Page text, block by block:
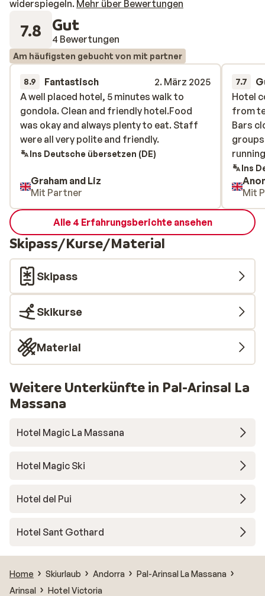
widerspiegeln. Mehr über Bewertungen
7.8 Gut
4 Bewertungen
Am häufigsten gebucht von mit partner
8.9 Fantastisch
2. März 2025
A well placed hotel, 5 minutes walk to
gondola. Clean and friendly hotel.Food
was okay and always plenty to eat. Staff
were all very polite and friendly.
A well placed hotel, 5 minutes walk to
gondola. Clean and friendly hotel.Food
was okay and always plenty to eat. Staff
were all very polite and friendly.
Ins Deutsche übersetzen (DE)
Graham and Liz
Mit Partner
7.7
Hotel
from
Bars
Hotel
from
Bars
Ins
Mit
Alle 4 Erfahrungsberichte ansehen
Skipass/Kurse/Material
Skipass
Skikurse
Material
Weitere Unterkünfte in Pal-Arinsal La
Massana
Hotel Magic La Massana
Hotel Magic Ski
Hotel del Pui
Hotel Sant Gothard
Home Skiurlaub Andorra
Pal-Arinsal La Massana
Arinsal
Hotel Victoria